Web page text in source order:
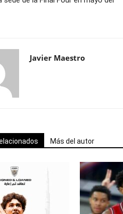
Javier Maestro
Más del autor